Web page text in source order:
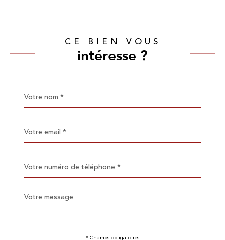
CE BIEN VOUS
intéresse ?
par
*
*
*
Fieldset
défaut
Message
*
* Champs obligatoires